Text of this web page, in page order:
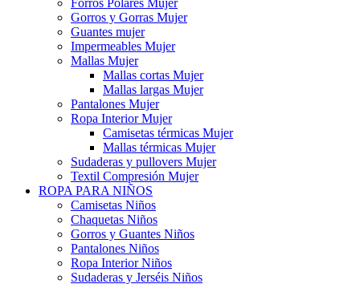
Forros Polares Mujer
Gorros y Gorras Mujer
Guantes mujer
Impermeables Mujer
Mallas Mujer
Mallas cortas Mujer
Mallas largas Mujer
Pantalones Mujer
Ropa Interior Mujer
Camisetas térmicas Mujer
Mallas térmicas Mujer
Sudaderas y pullovers Mujer
Textil Compresión Mujer
ROPA PARA NIÑOS
Camisetas Niños
Chaquetas Niños
Gorros y Guantes Niños
Pantalones Niños
Ropa Interior Niños
Sudaderas y Jerséis Niños